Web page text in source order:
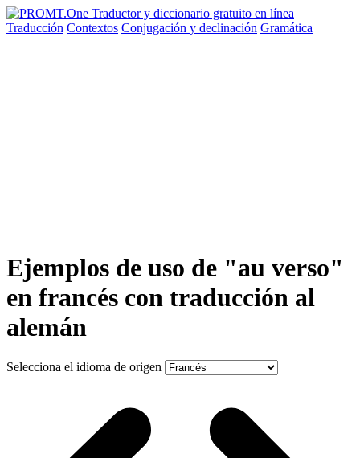
Traducción Contextos Conjugación y declinación Gramática
Ejemplos de uso de "au verso"
en francés con traducción al
alemán
Selecciona el idioma de origen